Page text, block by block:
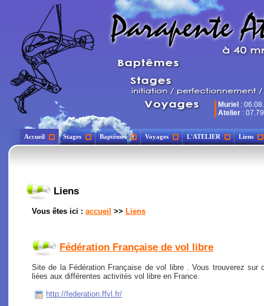
Muriel :
Atelier :
Accueil Stages Baptêmes Voyages L'ATELIER Liens
Liens
Vous êtes ici : accueil >> Liens
Fédération Française de vol libre
Site de la Fédération Française de vol libre . Vous trouverez sur
liées aux différentes activités vol libre en France.
http://federation.ffvl.fr/